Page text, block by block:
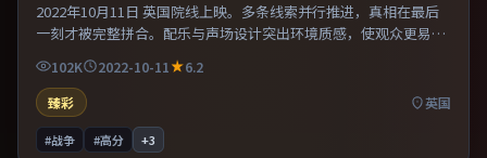
2022年10月11日 英国院线上映。多条线索并行推进，真相在最后
一刻才被完整拼合。配乐与声场设计突出环境质感，使观众更易沉
浸其中。推荐给偏爱群像戏与命运母题的影迷。
102K 2022-10-11
6.2
臻彩
英国
#战争 #高分 +3